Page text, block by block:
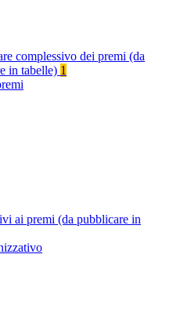
complessivo dei premi (da
in tabelle) 1
ai premi (da pubblicare in